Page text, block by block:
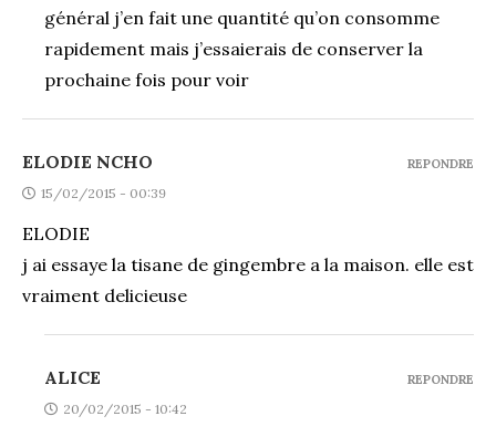
général j’en fait une quantité qu’on consomme
rapidement mais j’essaierais de conserver la
prochaine fois pour voir
ELODIE NCHO
15/02/2015 - 00:39
ELODIE
j ai essaye la tisane de gingembre a la maison. elle est
vraiment delicieuse
REPONDRE
ALICE
20/02/2015 - 10:42
REPONDRE